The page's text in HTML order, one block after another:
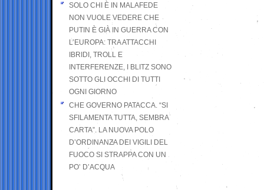
SOLO CHI È IN MALAFEDE
NON VUOLE VEDERE CHE
PUTIN È GIÀ IN GUERRA CON
L’EUROPA: TRA ATTACCHI
IBRIDI, TROLL E
INTERFERENZE, I BLITZ SONO
SOTTO GLI OCCHI DI TUTTI
OGNI GIORNO
CHE GOVERNO PATACCA. “SI
SFILAMENTA TUTTA, SEMBRA
CARTA”. LA NUOVA POLO
D’ORDINANZA DEI VIGILI DEL
FUOCO SI STRAPPA CON UN
PO’ D’ACQUA